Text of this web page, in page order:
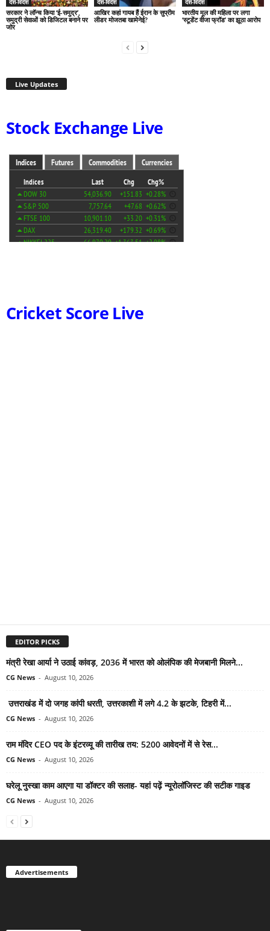
देश-विदेश
सरकार ने लॉन्च किया ‘ई-समुद्र’,
समुद्री सेवाओं को डिजिटल बनाने पर
जोर
देश-विदेश
आखिर कहां गायब हैं ईरान के सुप्रीम
लीडर मोजतबा खामेनेई?
देश-विदेश
भारतीय मूल की महिला पर लगा
‘स्टूडेंट वीजा फ्रॉड’ का झूठा आरोप
Live Updates
Stock Exchange Live
Cricket Score Live
EDITOR PICKS
मंत्री रेखा आर्या ने उठाई कांवड़, 2036 में भारत को ओलंपिक की मेजबानी मिलने...
CG News - August 10, 2026
उत्तराखंड में दो जगह कांपी धरती, उत्तरकाशी में लगे 4.2 के झटके, टिहरी में...
CG News - August 10, 2026
राम मंदिर CEO पद के इंटरव्यू की तारीख तय: 5200 आवेदनों में से रेस...
CG News - August 10, 2026
घरेलू नुस्खा काम आएगा या डॉक्टर की सलाह- यहां पढ़ें न्यूरोलॉजिस्ट की सटीक गाइड
CG News - August 10, 2026
Advertisements